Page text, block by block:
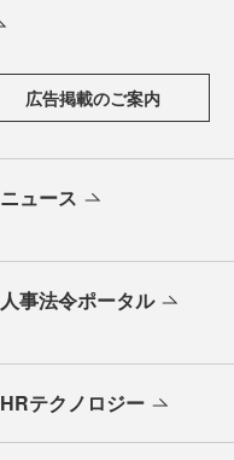
広告掲載のご案内
ニュース
人事法令ポータル
HRテクノロジー